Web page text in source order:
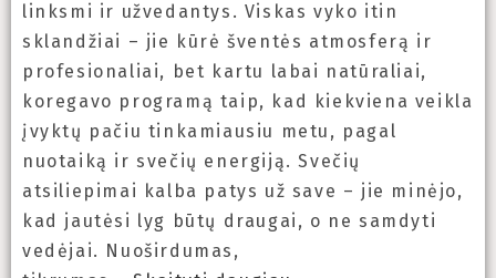
linksmi ir užvedantys. Viskas vyko itin
sklandžiai – jie kūrė šventės atmosferą ir
profesionaliai, bet kartu labai natūraliai,
koregavo programą taip, kad kiekviena veikla
įvyktų pačiu tinkamiausiu metu, pagal
nuotaiką ir svečių energiją. Svečių
atsiliepimai kalba patys už save – jie minėjo,
kad jautėsi lyg būtų draugai, o ne samdyti
vedėjai. Nuoširdumas,